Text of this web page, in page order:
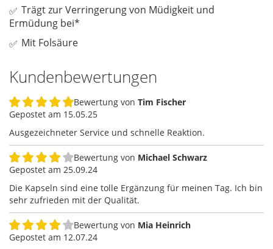
Trägt zur Verringerung von Müdigkeit und
Ermüdung bei*
Mit Folsäure
Kundenbewertungen
100%
Bewertung von Tim Fischer
Gepostet am 15.05.25
Ausgezeichneter Service und schnelle Reaktion.
80%
Bewertung von Michael Schwarz
Gepostet am 25.09.24
Die Kapseln sind eine tolle Ergänzung für meinen Tag. Ich bin
sehr zufrieden mit der Qualität.
80%
Bewertung von Mia Heinrich
Gepostet am 12.07.24